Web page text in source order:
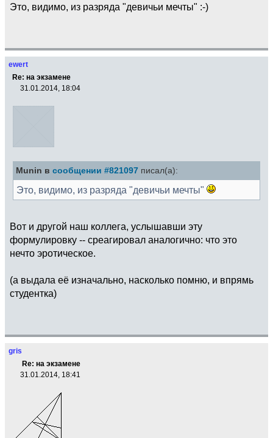
Это, видимо, из разряда "девичьи мечты" :-)
ewert
Re: на экзамене
31.01.2014, 18:04
Munin в сообщении #821097 писал(а):
Это, видимо, из разряда "девичьи мечты"
Вот и другой наш коллега, услышавши эту
формулировку -- среагировал аналогично: что это
нечто эротическое.
(а выдала её изначально, насколько помню, и впрямь
студентка)
gris
Re: на экзамене
31.01.2014, 18:41